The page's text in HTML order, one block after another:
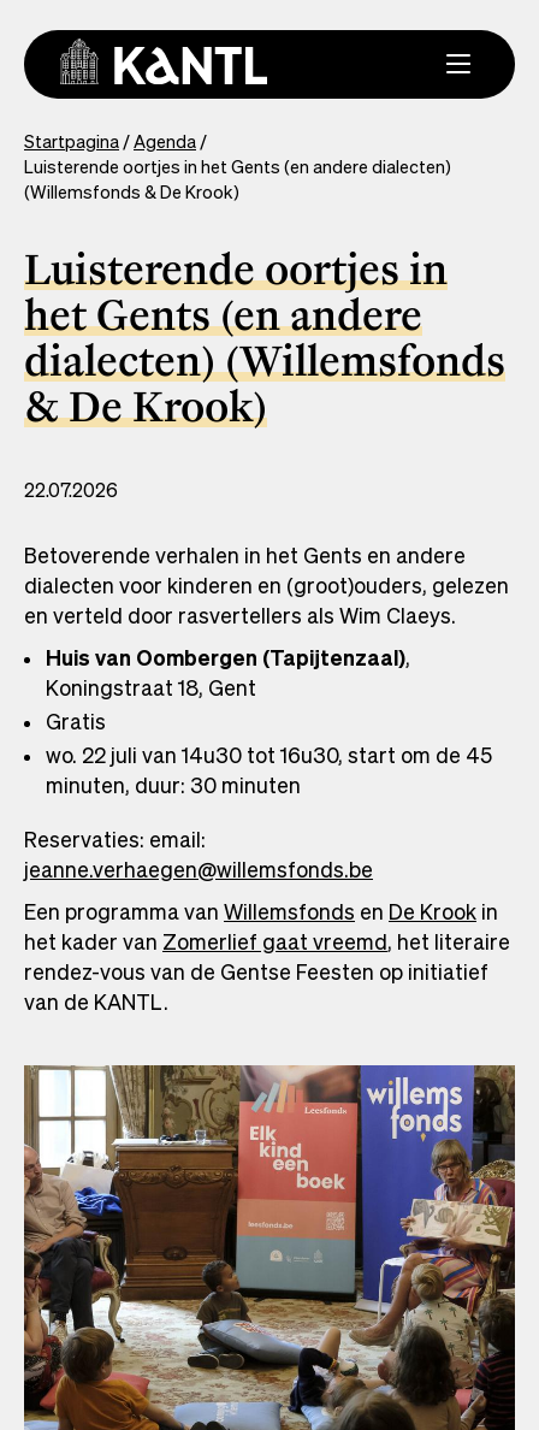
naar
inhoud
gaan
You
are
here
Startpagina Agenda
Luisterende oortjes in het Gents (en andere dialecten)
(Willemsfonds & De Krook)
Luisterende oortjes in
het Gents (en andere
dialecten) (Willemsfonds
& De Krook)
22.07.2026
Betoverende verhalen in het Gents en andere
dialecten voor kinderen en (groot)ouders, gelezen
en verteld door rasvertellers als Wim Claeys.
Huis van Oombergen (Tapijtenzaal),
Koningstraat 18, Gent
Gratis
wo. 22 juli van 14u30 tot 16u30, start om de 45
minuten, duur: 30 minuten
Reservaties: email:
jeanne.verhaegen@willemsfonds.be
Een programma vanWillemsfonds en De Krookin
het kader van Zomerlief gaat vreemd, het literaire
rendez-vous van de Gentse Feesten op initiatief
van de KANTL.